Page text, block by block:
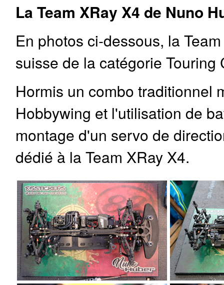
La Team XRay X4 de Nuno
En photos ci-dessous, la
suisse de la catégorie Touring
Hormis un combo traditionnel
Hobbywing et l'utilisation de
montage d'un servo de
dédié à la Team XRay X4.